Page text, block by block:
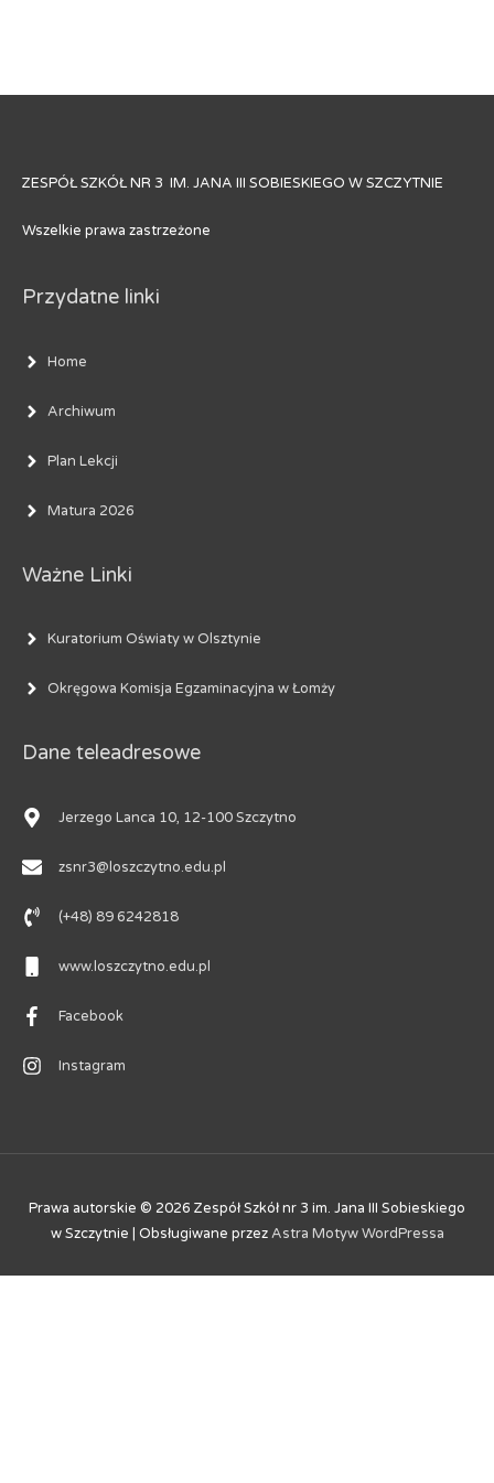
ZESPÓŁ SZKÓŁ NR 3 IM. JANA III SOBIESKIEGO W SZCZYTNIE
Wszelkie prawa zastrzeżone
Przydatne linki
Home
Archiwum
Plan Lekcji
Matura 2026
Ważne Linki
Kuratorium Oświaty w Olsztynie
Okręgowa Komisja Egzaminacyjna w Łomży
Dane teleadresowe
Jerzego Lanca 10, 12-100 Szczytno
zsnr3@loszczytno.edu.pl
(+48) 89 6242818
www.loszczytno.edu.pl
Facebook
Instagram
Prawa autorskie © 2026 Zespół Szkół nr 3 im. Jana III Sobieskiego
w Szczytnie | Obsługiwane przezAstra Motyw WordPressa